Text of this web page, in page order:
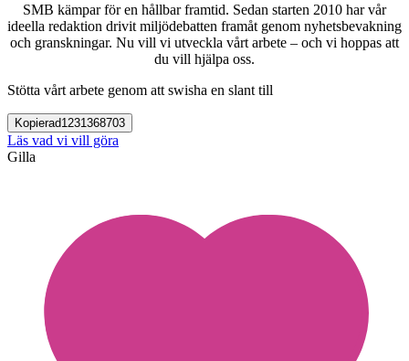
SMB kämpar för en hållbar framtid. Sedan starten 2010 har vår
ideella redaktion drivit miljödebatten framåt genom nyhetsbevakning
och granskningar. Nu vill vi utveckla vårt arbete – och vi hoppas att
du vill hjälpa oss.
Stötta vårt arbete genom att swisha en slant till
Kopierad1231368703
Läs vad vi vill göra
Gilla